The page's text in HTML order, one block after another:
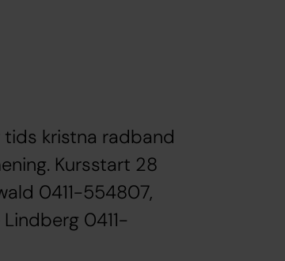
kristna radband
Kursstart 28
0411-554807,
0411-